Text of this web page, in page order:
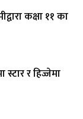
कक्षा ११ का
स्टार र हिज्जेमा